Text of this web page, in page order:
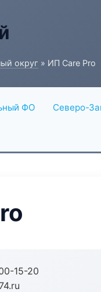
округ » ИП Care Pro
ФО Северо-
15-20